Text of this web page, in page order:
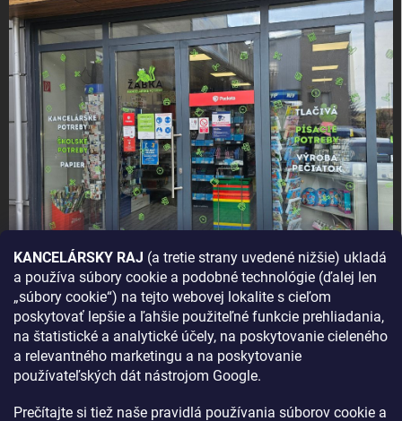
KANCELÁRSKY RAJ (a tretie strany uvedené nižšie) ukladá
a používa súbory cookie a podobné technológie (ďalej len
„súbory cookie“) na tejto webovej lokalite s cieľom
poskytovať lepšie a ľahšie použiteľné funkcie prehliadania,
na štatistické a analytické účely, na poskytovanie cieleného
a relevantného marketingu a na poskytovanie
používateľských dát nástrojom Google.
Prečítajte si tiež naše pravidlá používania súborov cookie a
AKO SA K NÁM DOSTANETE?